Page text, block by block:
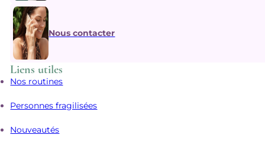
Nous contacter
Liens utiles
Nos routines
Personnes fragilisées
Nouveautés